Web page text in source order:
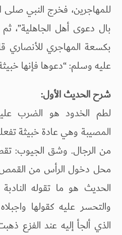
للمهاجرين، فخرج النبي صلى
بال دعوى أهل الجاهلية”،
بكسعة المهاجري للأنصاري
عليه وسلم: “دعوها فإنها
شرح الحديث الأول:
لطم الخدود هو الضرب
المصيبة وهي عادة خبيثة
من الرجال. وشق الجيوب:
محل دخول الرأس من
الحديث هو ما تقوله
والتحسر عليه كقولها
الذي ألجأ إليه عند الفزع